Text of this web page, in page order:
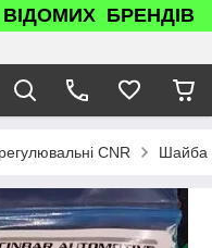
БРЕНДІВ
CNR Шайба